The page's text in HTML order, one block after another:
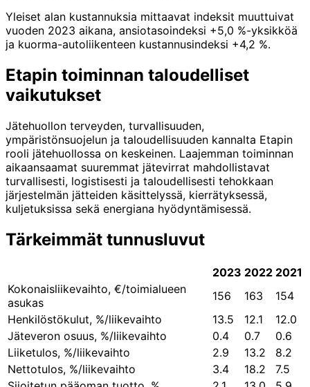
Yleiset alan kustannuksia mittaavat indeksit muuttuivat
vuoden 2023 aikana, ansiotasoindeksi +5,0 %-yksikköä
ja kuorma-autoliikenteen kustannusindeksi +4,2 %.
Etapin toiminnan taloudelliset
vaikutukset
Jätehuollon terveyden, turvallisuuden,
ympäristönsuojelun ja taloudellisuuden kannalta Etapin
rooli jätehuollossa on keskeinen. Laajemman toiminnan
aikaansaamat suuremmat jätevirrat mahdollistavat
turvallisesti, logistisesti ja taloudellisesti tehokkaan
järjestelmän jätteiden käsittelyssä, kierrätyksessä,
kuljetuksissa sekä energiana hyödyntämisessä.
Tärkeimmät tunnusluvut
2023 2022 2021
Kokonaisliikevaihto, €/toimialueen
asukas
156 163
154
Henkilöstökulut, %/liikevaihto
13.5 12.1
12.0
Jäteveron osuus, %/liikevaihto
0.4 0.7
0.6
Liiketulos, %/liikevaihto
2.9 13.2
8.2
Nettotulos, %/liikevaihto
3.4 18.2
7.5